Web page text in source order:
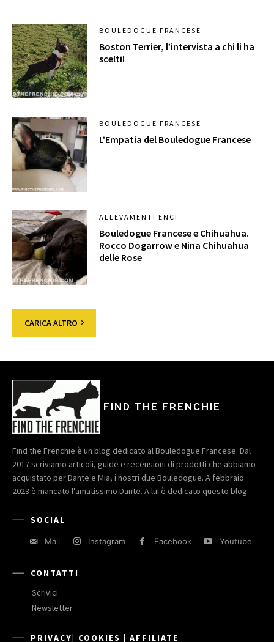
BOULEDOGUE FRANCESE
Boston Terrier, l’intervista a chi li ha
scelti!
BOULEDOGUE FRANCESE
L’Empatia del Bouledogue Francese
ALLEVAMENTI ENCI
Bouledogue Francese e Chihuahua.
Rocco Dogarrow e Nina Chihuahua
delle Rose
CARICA ALTRO
FIND THE FRENCHIE
Find the Frenchie è un blog dedicato al Bouledogue Francese. Dal
2017 scriviamo articoli, guide e recensioni di prodotti che abbiamo
acquistato per Dante e Mia, i nostri due Bouledogue. A febbraio
2023 è mancato l'amatissimo Dante. A lui è dedicato questo blog.
SOCIAL
Mail Instagram Facebook Youtube
CONTATTI
Scrivici
Newsletter
PRIVACY| COOKIES | AFFILIATE